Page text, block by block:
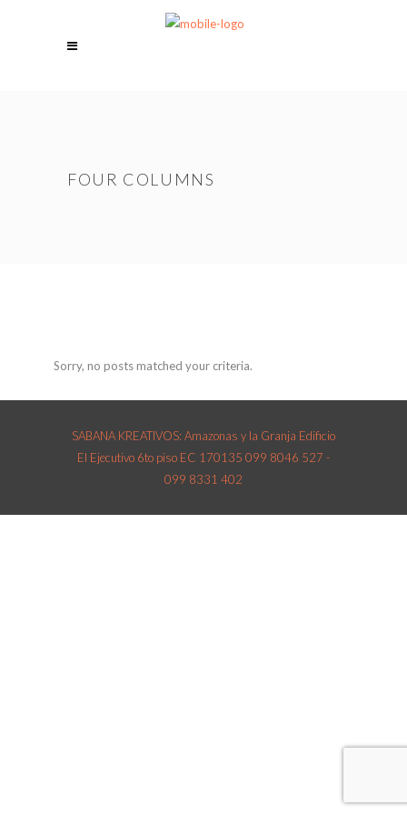
FOUR COLUMNS
Sorry, no posts matched your criteria.
SABANA KREATIVOS: Amazonas y la Granja Edificio
El Ejecutivo 6to piso EC 170135 099 8046 527 -
099 8331 402